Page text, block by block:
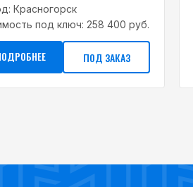
Красногорск
под ключ: 258 400 руб.
ПОД ЗАКАЗ